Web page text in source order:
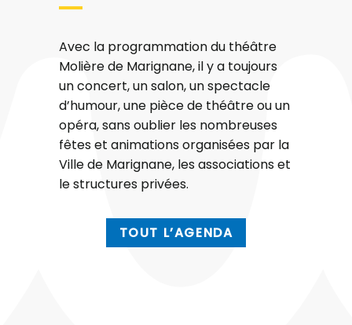
Avec la programmation du théâtre
Molière de Marignane, il y a toujours
un concert, un salon, un spectacle
d’humour, une pièce de théâtre ou un
opéra, sans oublier les nombreuses
fêtes et animations organisées par la
Ville de Marignane, les associations et
le structures privées.
TOUT L’AGENDA